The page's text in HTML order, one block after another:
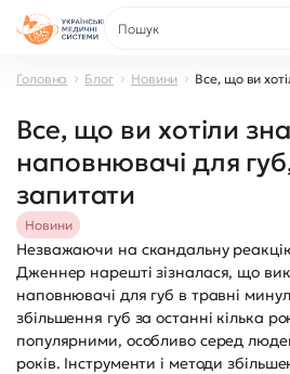
Головна Блог Новини Все, що ви
Все, що ви хотіли
наповнювачі для
запитати
Новини
Незважаючи на скандальну
Дженнер нарешті зізналася, що
наповнювачі для губ в травні
збільшення губ за останні кілька
популярними, особливо серед
років. Інструменти і методи